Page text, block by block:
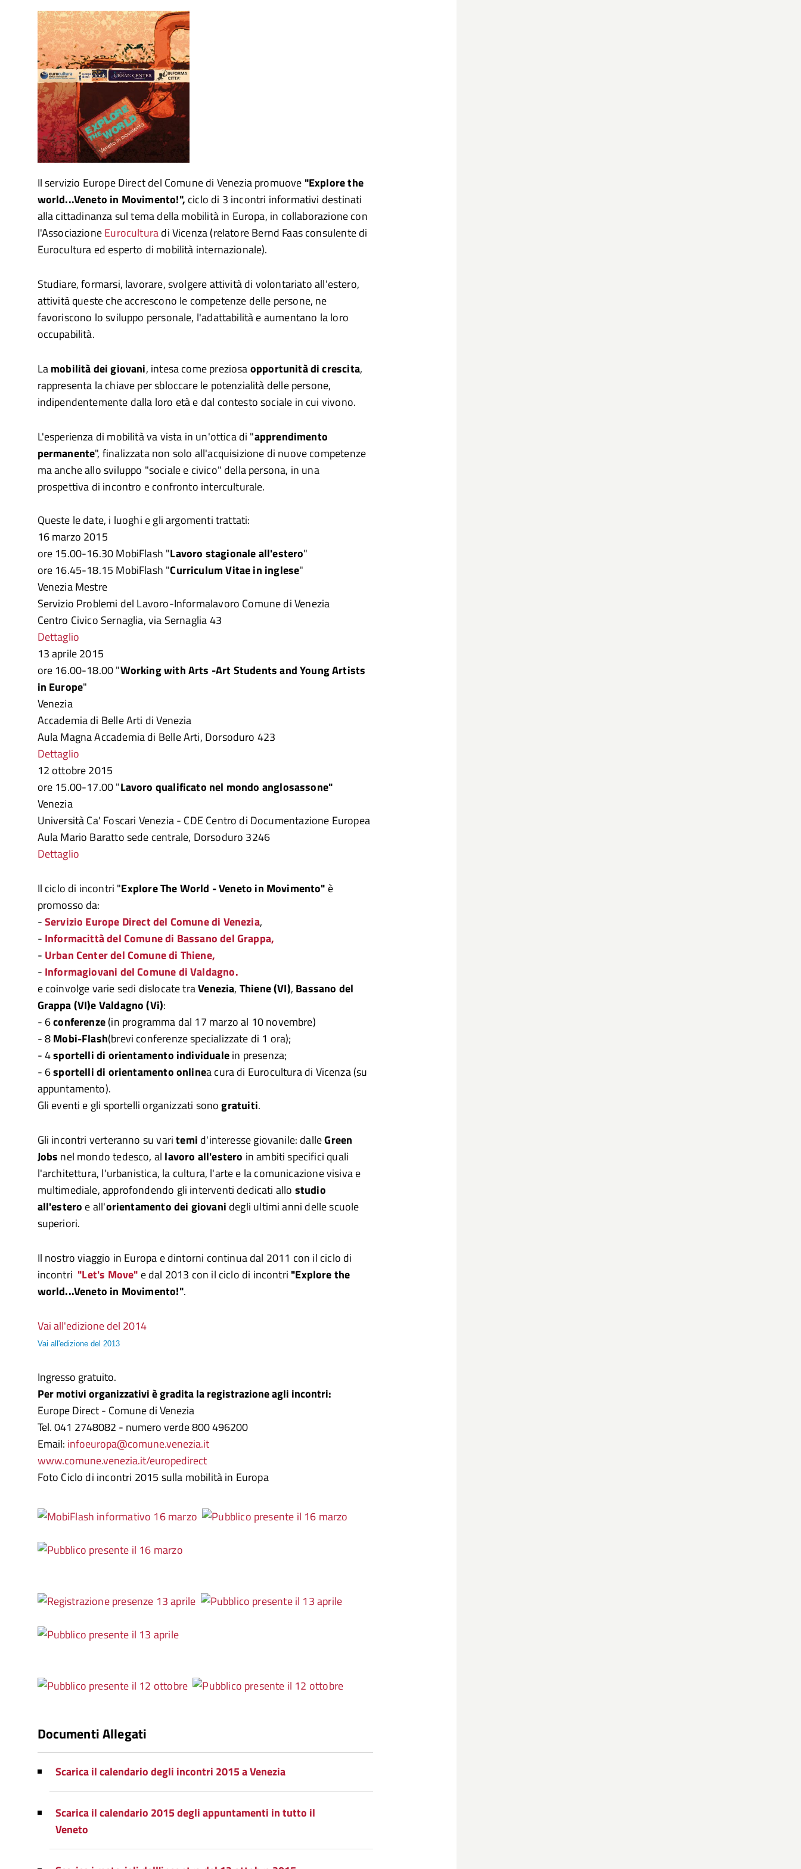
Il servizio Europe Direct del Comune di Venezia promuove "Explore the
world...Veneto in Movimento!", ciclo di 3 incontri informativi destinati
alla cittadinanza sul tema della mobilità in Europa, in collaborazione con
l'AssociazioneEuroculturadi Vicenza (relatore Bernd Faas consulente di
Eurocultura ed esperto di mobilità internazionale).
Studiare, formarsi, lavorare, svolgere attività di volontariato all'estero,
attività queste che accrescono le competenze delle persone, ne
favoriscono lo sviluppo personale, l'adattabilità e aumentano la loro
occupabilità.
Lamobilità dei giovani, intesa come preziosaopportunità di crescita,
rappresenta la chiave per sbloccare le potenzialità delle persone,
indipendentemente dalla loro età e dal contesto sociale in cui vivono.
L'esperienza di mobilità va vista in un'ottica di "apprendimento
permanente", finalizzata non solo all'acquisizione di nuove competenze
ma anche allo sviluppo "sociale e civico" della persona, in una
prospettiva di incontro e confronto interculturale.
Queste le date, i luoghi e gli argomenti trattati:
16 marzo 2015
ore 15.00-16.30 MobiFlash "Lavoro stagionale all'estero"
ore 16.45-18.15 MobiFlash "Curriculum Vitae in inglese"
Venezia Mestre
Servizio Problemi del Lavoro-Informalavoro Comune di Venezia
Centro Civico Sernaglia, via Sernaglia 43
Dettaglio
13 aprile 2015
ore 16.00-18.00 "Working with Arts -Art Students and Young Artists
in Europe"
Venezia
Accademia di Belle Arti di Venezia
Aula Magna Accademia di Belle Arti, Dorsoduro 423
Dettaglio
12 ottobre 2015
ore 15.00-17.00 "Lavoro qualificato nel mondo anglosassone"
Venezia
Università Ca' Foscari Venezia - CDE Centro di Documentazione Europea
Aula Mario Baratto sede centrale, Dorsoduro 3246
Dettaglio
Il ciclo di incontri "Explore The World - Veneto in Movimento" è
promosso da:
-Servizio Europe Direct del Comune di Venezia,
- Informacittà del Comune di Bassano del Grappa,
- Urban Center del Comune di Thiene,
- Informagiovani del Comune di Valdagno.
e coinvolge varie sedi dislocate traVenezia, Thiene (VI), Bassano del
Grappa (VI)e Valdagno (Vi):
- 6conferenze(in programma dal 17 marzo al 10 novembre)
- 8Mobi-Flash(brevi conferenze specializzate di 1 ora);
- 4sportelli di orientamento individualein presenza;
- 6sportelli di orientamentoonlinea cura di Eurocultura di Vicenza (su
appuntamento).
Gli eventi e gli sportelli organizzati sonogratuiti.
Gli incontri verteranno su varitemi d'interesse giovanile: dalleGreen
Jobs nel mondo tedesco, al lavoro all'estero in ambiti specifici quali
l'architettura, l'urbanistica, la cultura, l'arte e la comunicazione visiva e
multimediale, approfondendo gli interventi dedicati allo studio
all'estero e all'orientamento dei giovani degli ultimi anni delle scuole
superiori.
Il nostro viaggio in Europa e dintorni continua dal 2011 con il ciclo di
incontri "Let's Move" e dal 2013 con il ciclo di incontri "Explore the
world...Veneto in Movimento!".
Vai all'edizione del 2014
Vai all'edizione del 2013
Ingresso gratuito.
Per motivi organizzativi è gradita la registrazione agli incontri:
Europe Direct - Comune di Venezia
Tel. 041 2748082 - numero verde 800 496200
Email: infoeuropa@comune.venezia.it
www.comune.venezia.it/europedirect
Foto Ciclo di incontri 2015 sulla mobilità in Europa
Documenti Allegati
Scarica il calendario degli incontri 2015 a Venezia
Scarica il calendario 2015 degli appuntamenti in tutto il
Veneto